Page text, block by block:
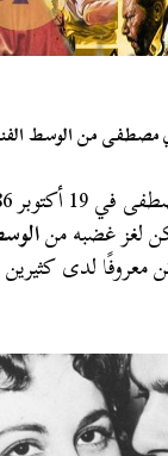
من الوسط
لغز غضبه من
معروفًا لدى